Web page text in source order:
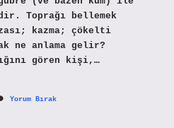
Toprağı bellemek
kazma; çökelti
ne anlama gelir?
gören kişi,…
Yorum Bırak